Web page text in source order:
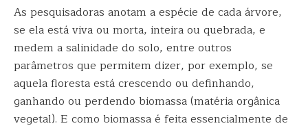
As pesquisadoras anotam a espécie de cada árvore,
se ela está viva ou morta, inteira ou quebrada, e
medem a salinidade do solo, entre outros
parâmetros que permitem dizer, por exemplo, se
aquela floresta está crescendo ou definhando,
ganhando ou perdendo biomassa (matéria orgânica
vegetal). E como biomassa é feita essencialmente de